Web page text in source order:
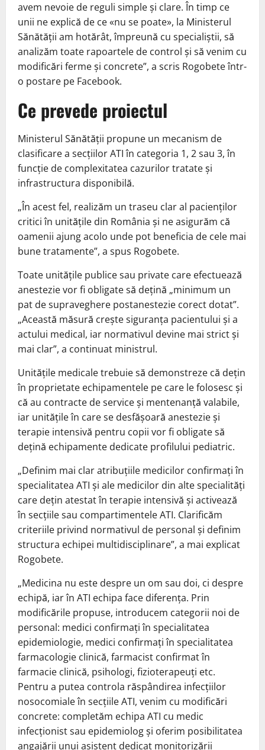
avem nevoie de reguli simple și clare. În timp ce
unii ne explică de ce «nu se poate», la Ministerul
Sănătății am hotărât, împreună cu specialiștii, să
analizăm toate rapoartele de control și să venim cu
modificări ferme și concrete”, a scris Rogobete într-
o postare pe Facebook.
Ce prevede proiectul
Ministerul Sănătății propune un mecanism de
clasificare a secțiilor ATI în categoria 1, 2 sau 3, în
funcție de complexitatea cazurilor tratate și
infrastructura disponibilă.
„În acest fel, realizăm un traseu clar al pacienților
critici în unitățile din România și ne asigurăm că
oamenii ajung acolo unde pot beneficia de cele mai
bune tratamente”, a spus Rogobete.
Toate unitățile publice sau private care efectuează
anestezie vor fi obligate să dețină „minimum un
pat de supraveghere postanestezie corect dotat”.
„Această măsură crește siguranța pacientului și a
actului medical, iar normativul devine mai strict și
mai clar”, a continuat ministrul.
Unitățile medicale trebuie să demonstreze că dețin
în proprietate echipamentele pe care le folosesc și
că au contracte de service și mentenanță valabile,
iar unitățile în care se desfășoară anestezie și
terapie intensivă pentru copii vor fi obligate să
dețină echipamente dedicate profilului pediatric.
„Definim mai clar atribuțiile medicilor confirmați în
specialitatea ATI și ale medicilor din alte specialități
care dețin atestat în terapie intensivă și activează
în secțiile sau compartimentele ATI. Clarificăm
criteriile privind normativul de personal și definim
structura echipei multidisciplinare”, a mai explicat
Rogobete.
„Medicina nu este despre un om sau doi, ci despre
echipă, iar în ATI echipa face diferența. Prin
modificările propuse, introducem categorii noi de
personal: medici confirmați în specialitatea
epidemiologie, medici confirmați în specialitatea
farmacologie clinică, farmacist confirmat în
farmacie clinică, psihologi, fizioterapeuți etc.
Pentru a putea controla răspândirea infecțiilor
nosocomiale în secțiile ATI, venim cu modificări
concrete: completăm echipa ATI cu medic
infecționist sau epidemiolog și oferim posibilitatea
angajării unui asistent dedicat monitorizării